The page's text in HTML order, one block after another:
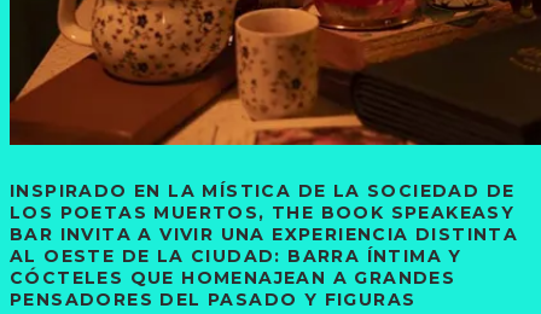
INSPIRADO EN LA MÍSTICA DE LA SOCIEDAD DE
LOS POETAS MUERTOS, THE BOOK SPEAKEASY
BAR INVITA A VIVIR UNA EXPERIENCIA DISTINTA
AL OESTE DE LA CIUDAD: BARRA ÍNTIMA Y
CÓCTELES QUE HOMENAJEAN A GRANDES
PENSADORES DEL PASADO Y FIGURAS